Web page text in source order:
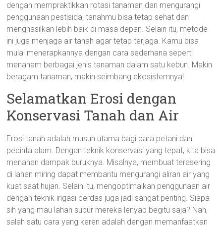
dengan mempraktikkan rotasi tanaman dan mengurangi
penggunaan pestisida, tanahmu bisa tetap sehat dan
menghasilkan lebih baik di masa depan. Selain itu, metode
ini juga menjaga air tanah agar tetap terjaga. Kamu bisa
mulai menerapkannya dengan cara sederhana seperti
menanam berbagai jenis tanaman dalam satu kebun. Makin
beragam tanaman, makin seimbang ekosistemnya!
Selamatkan Erosi dengan
Konservasi Tanah dan Air
Erosi tanah adalah musuh utama bagi para petani dan
pecinta alam. Dengan teknik konservasi yang tepat, kita bisa
menahan dampak buruknya. Misalnya, membuat terasering
di lahan miring dapat membantu mengurangi aliran air yang
kuat saat hujan. Selain itu, mengoptimalkan penggunaan air
dengan teknik irigasi cerdas juga jadi sangat penting. Siapa
sih yang mau lahan subur mereka lenyap begitu saja? Nah,
salah satu cara yang keren adalah dengan memanfaatkan